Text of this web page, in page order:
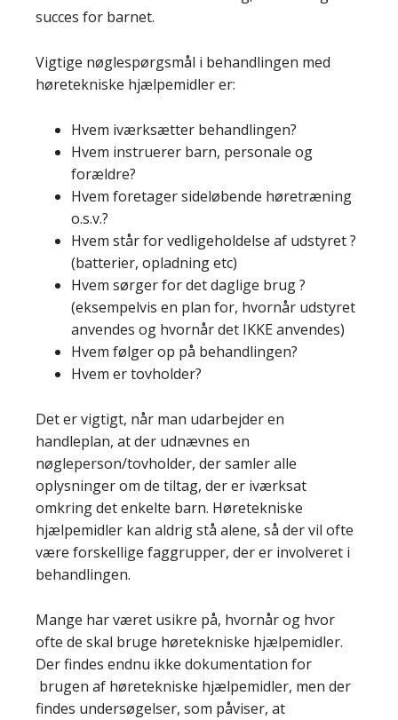
succes for barnet.
Vigtige nøglespørgsmål i behandlingen med
høretekniske hjælpemidler er:
Hvem iværksætter behandlingen?
Hvem instruerer barn, personale og
forældre?
Hvem foretager sideløbende høretræning
o.s.v.?
Hvem står for vedligeholdelse af udstyret ?
(batterier, opladning etc)
Hvem sørger for det daglige brug ?
(eksempelvis en plan for, hvornår udstyret
anvendes og hvornår det IKKE anvendes)
Hvem følger op på behandlingen?
Hvem er tovholder?
Det er vigtigt, når man udarbejder en
handleplan, at der udnævnes en
nøgleperson/tovholder, der samler alle
oplysninger om de tiltag, der er iværksat
omkring det enkelte barn. Høretekniske
hjælpemidler kan aldrig stå alene, så der vil ofte
være forskellige faggrupper, der er involveret i
behandlingen.
Mange har været usikre på, hvornår og hvor
ofte de skal bruge høretekniske hjælpemidler.
Der findes endnu ikke dokumentation for
brugen af høretekniske hjælpemidler, men der
findes undersøgelser, som påviser, at